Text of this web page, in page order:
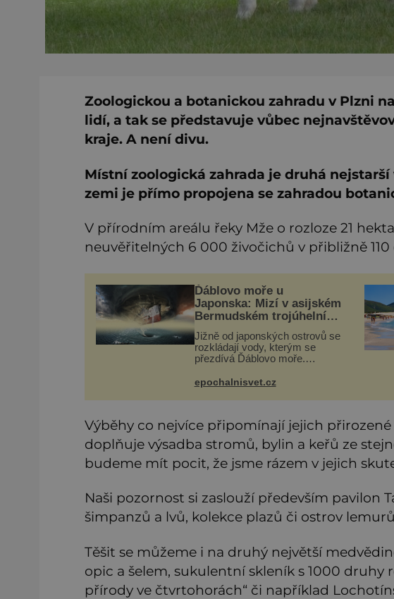
Zoologickou a botanickou zahradu v Plzni
lidí, a tak se představuje vůbec
kraje. A není divu.
Místní zoologická zahrada je druhá
zemi je přímo propojena se zahradou
V přírodním areálu řeky Mže o rozloze 21
neuvěřitelných 6 000 živočichů v přibližně
Ďáblovo moře u
Japonska: Mizí v asijském
Bermudském trojúhelníku
lodě ve spárech neznámé
síly?
Jižně od japonských ostrovů se
rozkládají vody, kterým se
přezdívá Ďáblovo moře.
beze stopy, podivných světlech,
dracích, kteří měli tyto ko
epochalnisvet.cz
Výběhy co nejvíce připomínají jejich
doplňuje výsadba stromů, bylin a keřů ze
budeme mít pocit, že jsme rázem v jejich
Naši pozornost si zaslouží především pavilon
šimpanzů a lvů, kolekce plazů či ostrov
Těšit se můžeme i na druhý největší
opic a šelem, sukulentní skleník s 1000 druhy
přírody ve čtvrtohorách“ či například